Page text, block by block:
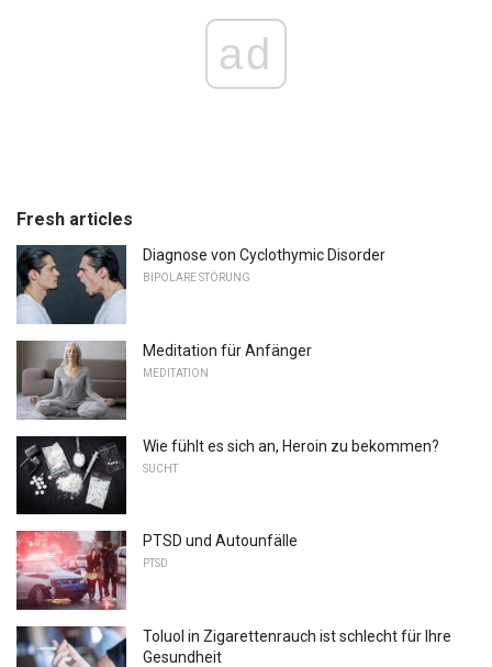
ad
Fresh articles
Diagnose von Cyclothymic Disorder
BIPOLARE STÖRUNG
Meditation für Anfänger
MEDITATION
Wie fühlt es sich an, Heroin zu bekommen?
SUCHT
PTSD und Autounfälle
PTSD
Toluol in Zigarettenrauch ist schlecht für Ihre
Gesundheit